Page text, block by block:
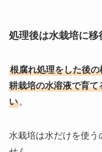
処理後は水栽培に移
根腐れ処理をした後
耕栽培の水溶液で育
い。
水栽培は水だけを使う